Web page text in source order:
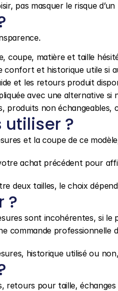
pas masquer le risque
coupe, matière et taille
confort et historique utile si
et les retours produit
avec une alternative si
produits non échangeables,
utiliser ?
et la coupe de ce
achat précédent pour
deux tailles, le choix
?
sont incohérentes, si le
commande professionnelle
historique utilisé ou
retours pour taille,